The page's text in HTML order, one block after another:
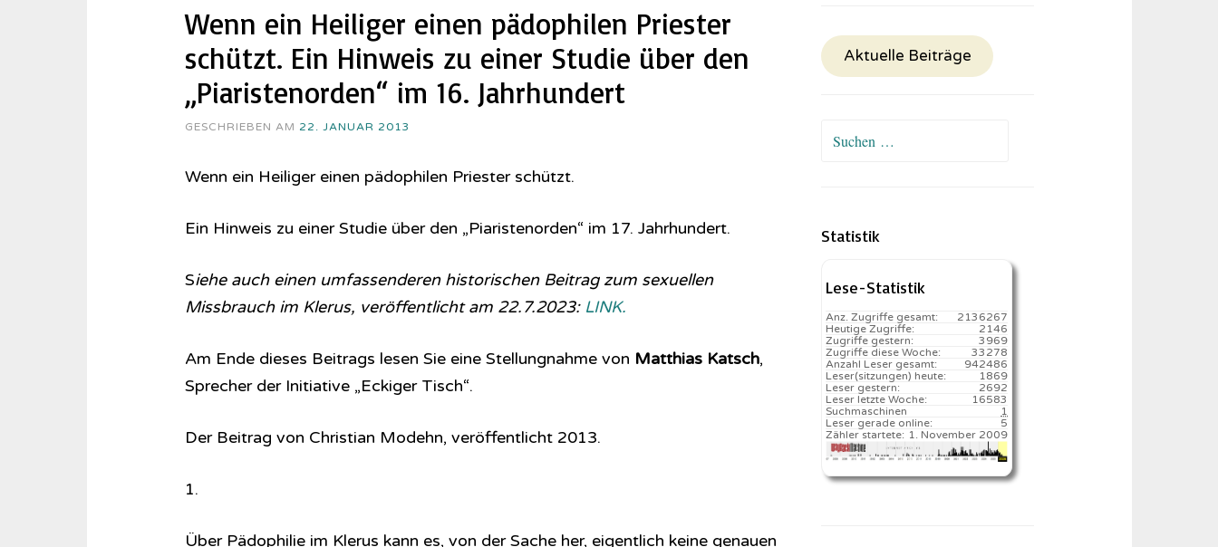
Wenn ein Heiliger einen pädophilen Priester
schützt. Ein Hinweis zu einer Studie über den
„Piaristenorden“ im 16. Jahrhundert
GESCHRIEBEN AM 22. JANUAR 2013
Wenn ein Heiliger einen pädophilen Priester schützt.
Ein Hinweis zu einer Studie über den „Piaristenorden“ im 17. Jahrhundert.
Siehe auch einen umfassenderen historischen Beitrag zum sexuellen
Missbrauch im Klerus, veröffentlicht am 22.7.2023: LINK.
Am Ende dieses Beitrags lesen Sie eine Stellungnahme von Matthias Katsch,
Sprecher der Initiative „Eckiger Tisch“.
Der Beitrag von Christian Modehn, veröffentlicht 2013.
1.
Über Pädophilie im Klerus kann es, von der Sache her, eigentlich keine genauen
Aktuelle Beiträge
Suchen
Statistik
Lese-Statistik
2136267
Anz. Zugriffe gesamt:
2146
Heutige Zugriffe:
3969
Zugriffe gestern:
33278
Zugriffe diese Woche:
942486
Anzahl Leser gesamt:
1869️
Leser(sitzungen) heute:
2692
Leser gestern:
16583️
Leser letzte Woche:
1
Suchmaschinen
5
Leser gerade online:
1. November 2009
Zähler startete: